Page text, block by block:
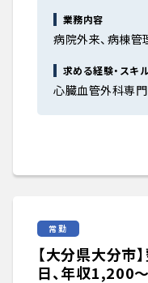
業務内容
病院外来、病棟管
求める経験・スキ
心臓血管外科専
常勤
【大分県大分市
日、年収1,200